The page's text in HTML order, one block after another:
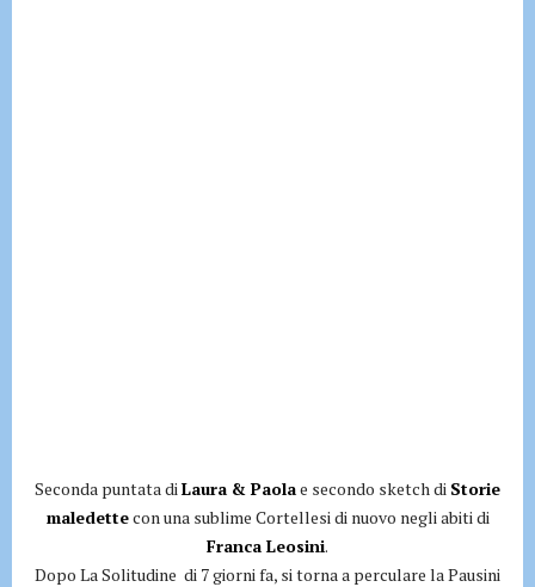
Seconda puntata diLaura & Paolae secondo sketch di Storie
maledettecon una sublime Cortellesi di nuovo negli abiti di
Franca Leosini.
Dopo La Solitudine di 7 giorni fa, si torna a perculare la Pausini